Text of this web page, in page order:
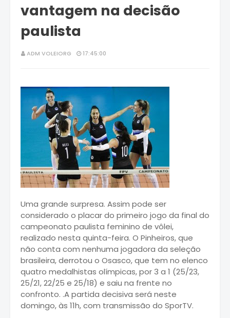
vantagem na decisão
paulista
ADM VOLEIORG 17:45:00
Uma grande surpresa. Assim pode ser
considerado o placar do primeiro jogo da final do
campeonato paulista feminino de vôlei,
realizado nesta quinta-feira. O Pinheiros, que
não conta com nenhuma jogadora da seleção
brasileira, derrotou o Osasco, que tem no elenco
quatro medalhistas olímpicas, por 3 a 1 (25/23,
25/21, 22/25 e 25/18) e saiu na frente no
confronto. .A partida decisiva será neste
domingo, às 11h, com transmissão do SporTV.